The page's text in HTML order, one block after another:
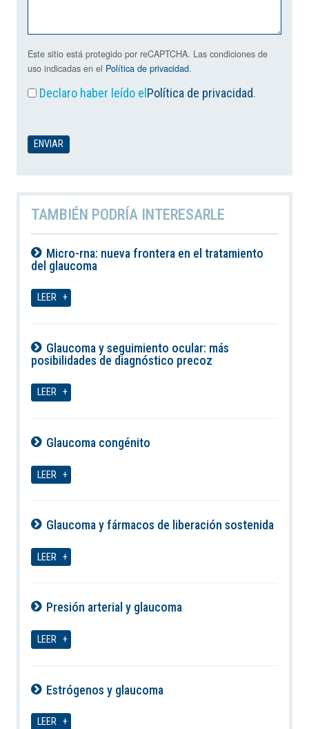
Este sitio está protegido por reCAPTCHA. Las condiciones de
uso indicadas en el Política de privacidad.
Declaro haber leído el Política de privacidad.
TAMBIÉN PODRÍA INTERESARLE
Micro-rna: nueva frontera en el tratamiento
del glaucoma
LEER
Glaucoma y seguimiento ocular: más
posibilidades de diagnóstico precoz
LEER
Glaucoma congénito
LEER
Glaucoma y fármacos de liberación sostenida
LEER
Presión arterial y glaucoma
LEER
Estrógenos y glaucoma
LEER